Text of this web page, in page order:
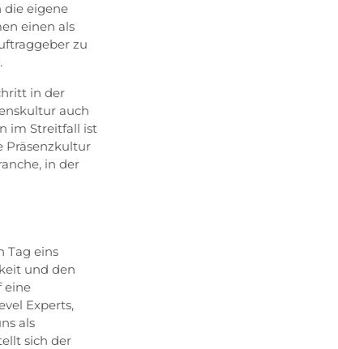
die eigene
einen als
zu
in der
auch
im Streitfall ist
Präsenzkultur
in der
Tag eins
und den
eine
Experts,
als
sich der